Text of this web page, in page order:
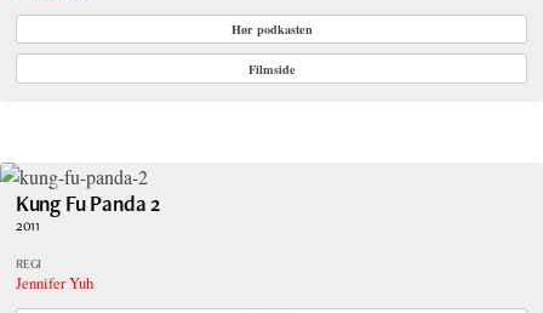
Hør podkasten
Filmside
Kung Fu Panda 2
2011
REGI
Jennifer Yuh